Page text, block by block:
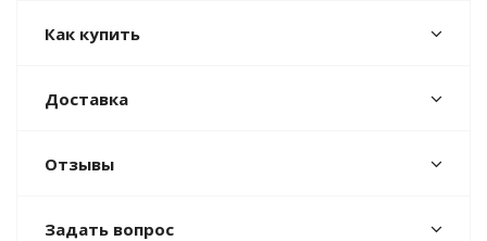
Как купить
Доставка
Отзывы
Задать вопрос